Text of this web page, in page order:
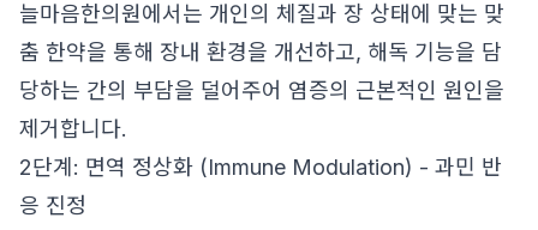
늘마음한의원에서는 개인의 체질과 장 상태에 맞는 맞
춤 한약을 통해 장내 환경을 개선하고, 해독 기능을 담
당하는 간의 부담을 덜어주어 염증의 근본적인 원인을
제거합니다.
2단계: 면역 정상화 (Immune Modulation) - 과민 반
응 진정